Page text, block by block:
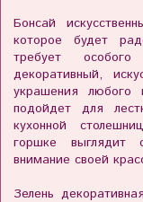
Бонсай
которое будет
требует
декоративный,
украшения любого
подойдет для
кухонной
горшке выглядит
внимание своей
Зелень